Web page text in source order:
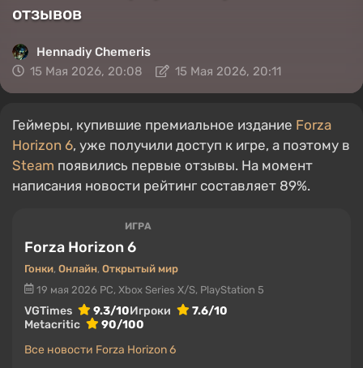
отзывов
Hennadiy Chemеris
15 Мая 2026, 20:08
15 Мая 2026, 20:11
Геймеры, купившие премиальное издание Forza
Horizon 6, уже получили доступ к игре, а поэтому в
Steam появились первые отзывы. На момент
написания новости рейтинг составляет 89%.
ИГРА
Forza Horizon 6
Гонки, Онлайн, Открытый мир
19 мая 2026 PC, Xbox Series X/S, PlayStation 5
VGTimes 9.3/10Игроки
7.6/10
Metacritic
90/100
Все новости Forza Horizon 6